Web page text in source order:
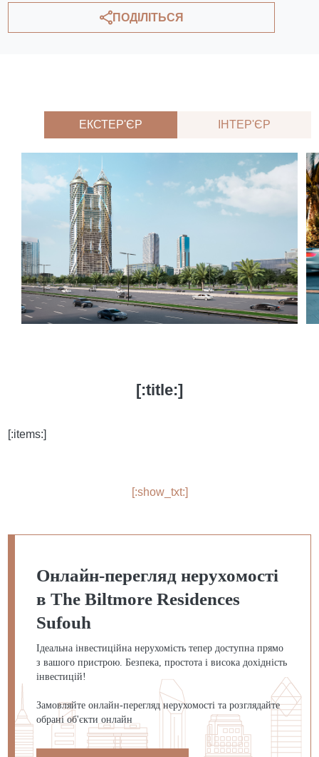
ПОДІЛІТЬСЯ
ЕКСТЕР'ЄР ІНТЕР'ЄР
[:title:]
[:items:]
[:show_txt:]
Онлайн-перегляд нерухомості
в The Biltmore Residences
Sufouh
Ідеальна інвестиційна нерухомість тепер доступна прямо
з вашого пристрою. Безпека, простота і висока дохідність
інвестицій!
Замовляйте онлайн-перегляд нерухомості та розглядайте
обрані об'єкти онлайн